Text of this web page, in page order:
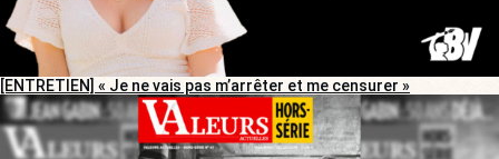
[ENTRETIEN] « Je ne vais pas m’arrêter et me censurer »